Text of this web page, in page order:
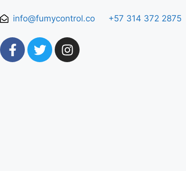
info@fumycontrol.co +57 314 372 2875